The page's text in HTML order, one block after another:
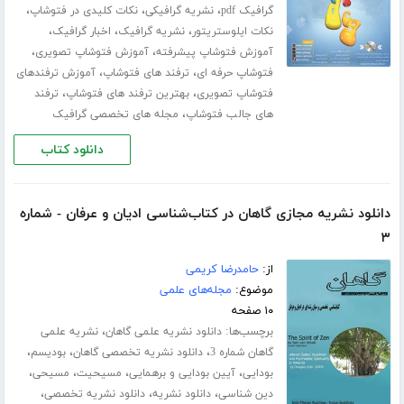
گرافیک pdf
،نشریه گرافیکی،نکات کلیدی در فتوشاپ،
نکات ایلوستریتور،نشریه گرافیک، اخبار گرافیک،
آموزش فتوشاپ پیشرفته،آموزش فتوشاپ تصویری،
فتوشاپ حرفه ای، ترفند های فتوشاپ،آموزش ترفندهای
فتوشاپ تصویری،بهترین ترفند های فتوشاپ، ترفند
های جالب فتوشاپ، مجله های تخصصی گرافیک
دانلود کتاب
دانلود نشریه مجازی گاهان در کتاب‌شناسی ادیان و عرفان - شماره
۳
از:حامدرضا کریمی
موضوع: مجله‌های علمی
۱۰ صفحه
برچسب‌ها:دانلود نشریه علمی گاهان،نشریه علمی
گاهان شماره 3 ،دانلود نشریه تخصصی گاهان،بودیسم،
بودایی،آیین بودایی و برهمایی، مسیحیت، مسیحی،
دین شناسی،دانلود نشریه،دانلود نشریه تخصصی،